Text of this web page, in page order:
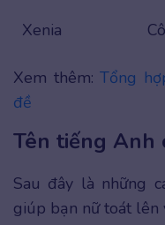
Xenia
Xem thêm:Tổng
đề
Tên tiếng Anh
Sau đây là những
giúp bạn nữ toát lên